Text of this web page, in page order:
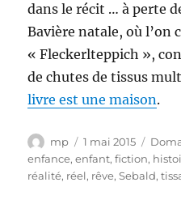
dans le récit … à perte
Bavière natale, où l’on
« Fleckerlteppich »,
de chutes de tissus
livre est une maison.
Auteur
mp
Publié
le
1 mai 2015
enfance,enfant,fiction,
réalité, réel, rêve,Sebald,